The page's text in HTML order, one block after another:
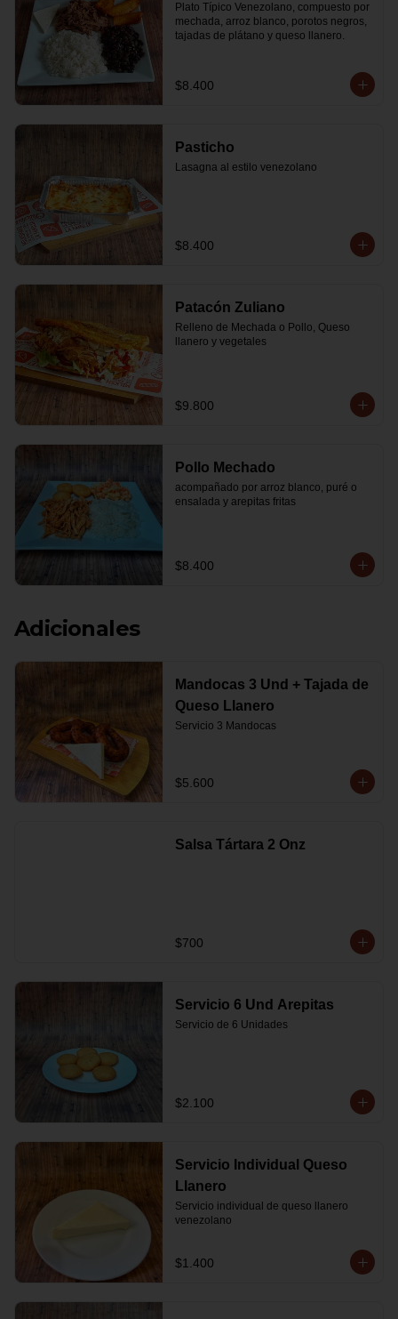
Plato Típico Venezolano, compuesto por
mechada, arroz blanco, porotos negros,
tajadas de plátano y queso llanero.
$8.400
Pasticho
Lasagna al estilo venezolano
$8.400
Patacón Zuliano
Relleno de Mechada o Pollo, Queso
llanero y vegetales
$9.800
Pollo Mechado
acompañado por arroz blanco, puré o
ensalada y arepitas fritas
$8.400
Adicionales
Mandocas 3 Und + Tajada de
Queso Llanero
Servicio 3 Mandocas
$5.600
Salsa Tártara 2 Onz
$700
Servicio 6 Und Arepitas
Servicio de 6 Unidades
$2.100
Servicio Individual Queso
Llanero
Servicio individual de queso llanero
venezolano
$1.400